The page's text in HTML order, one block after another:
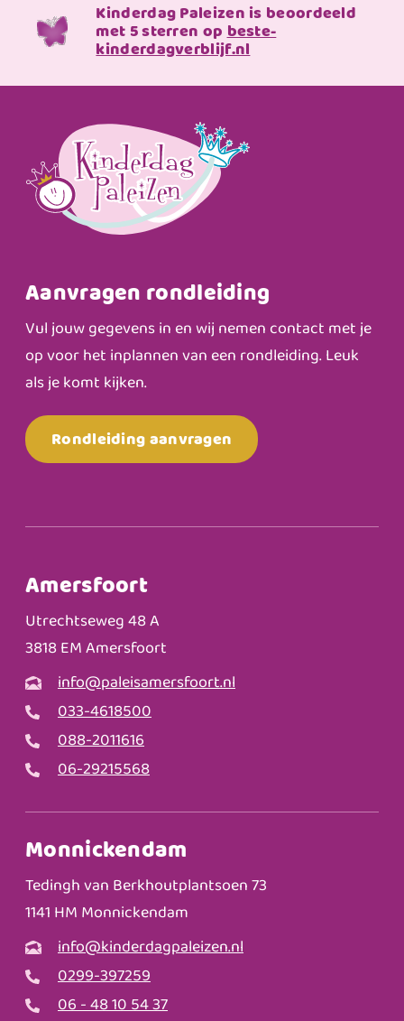
Kinderdag Paleizen is beoordeeld
met 5 sterren opbeste-
kinderdagverblijf.nl
Aanvragen rondleiding
Vul jouw gegevens in en wij nemen contact met je
op voor het inplannen van een rondleiding. Leuk
als je komt kijken.
Rondleiding aanvragen
Amersfoort
Utrechtseweg 48 A
3818 EM Amersfoort
info@paleisamersfoort.nl
033-4618500
088-2011616
06-29215568
Monnickendam
Tedingh van Berkhoutplantsoen 73
1141 HM Monnickendam
info@kinderdagpaleizen.nl
0299-397259
06 - 48 10 54 37